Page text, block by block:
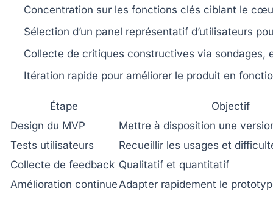
Concentration sur les fonctions clés ciblant le
Sélection d’un panel représentatif d’utilisateurs
Collecte de critiques constructives via sondages,
Itération rapide pour améliorer le produit en
Étape
Objectif
Design du MVP
Mettre à disposition une
Tests utilisateurs
Recueillir les usages et
Collecte de feedback Qualitatif et quantitatif
Amélioration continueAdapter rapidement le